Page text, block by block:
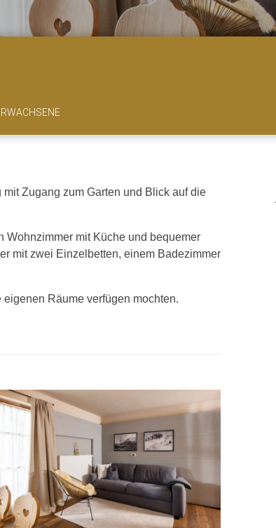
Zugang zum Garten und Blick auf die
Wohnzimmer mit Küche und bequemer
mit zwei Einzelbetten, einem Badezimmer
Räume verfügen mochten.